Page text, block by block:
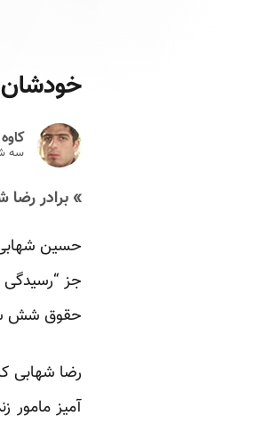
خودشان
سه شنبه
» برادر رضا
حسین
جز “رسیدگی
حقوق شش
آمیز